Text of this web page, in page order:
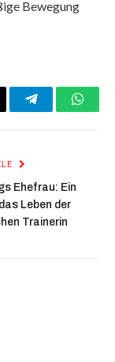
Bewegung
Telegram
Ehefrau: Ein
Leben der
Trainerin